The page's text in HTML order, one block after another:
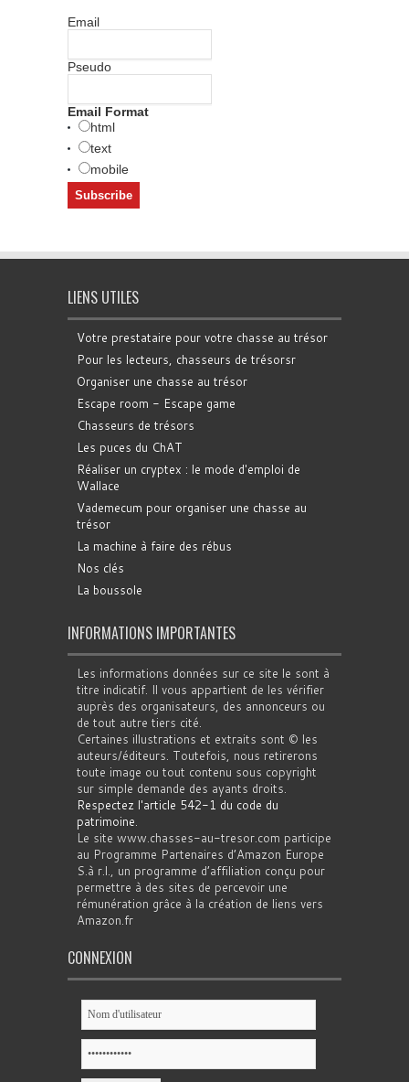
Email
Pseudo
Email Format
html
text
mobile
LIENS UTILES
Votre prestataire pour votre chasse au trésor
Pour les lecteurs, chasseurs de trésorsr
Organiser une chasse au trésor
Escape room - Escape game
Chasseurs de trésors
Les puces du ChAT
Réaliser un cryptex : le mode d'emploi de
Wallace
Vademecum pour organiser une chasse au
trésor
La machine à faire des rébus
Nos clés
La boussole
INFORMATIONS IMPORTANTES
Les informations données sur ce site le sont à
titre indicatif. Il vous appartient de les vérifier
auprès des organisateurs, des annonceurs ou
de tout autre tiers cité.
Certaines illustrations et extraits sont © les
auteurs/éditeurs. Toutefois, nous retirerons
toute image ou tout contenu sous copyright
sur simple demande des ayants droits.
Respectez l'article 542-1 du code du
patrimoine.
Le site www.chasses-au-tresor.com participe
au Programme Partenaires d’Amazon Europe
S.à r.l., un programme d’affiliation conçu pour
permettre à des sites de percevoir une
rémunération grâce à la création de liens vers
Amazon.fr
CONNEXION